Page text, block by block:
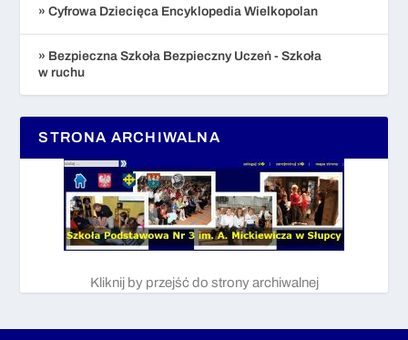
» Cyfrowa Dziecięca Encyklopedia Wielkopolan
» Bezpieczna Szkoła Bezpieczny Uczeń - Szkoła
w ruchu
STRONA ARCHIWALNA
Kliknij by przejść do strony archiwalnej